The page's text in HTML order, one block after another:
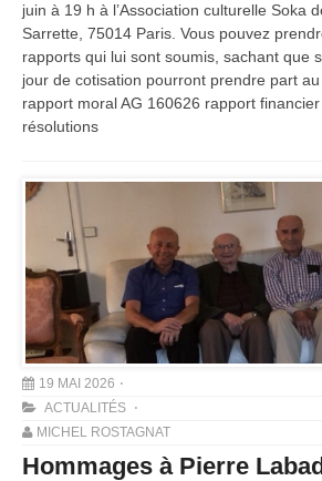
juin à 19 h à l’Association culturelle Soka
Sarrette, 75014 Paris. Vous pouvez
rapports qui lui sont soumis, sachant que
jour de cotisation pourront prendre part
rapport moral AG 160626 rapport
résolutions
19 MAI 2026
ACTUALITÉS
MICHEL ROSTAGNAT
Hommages à Pierre